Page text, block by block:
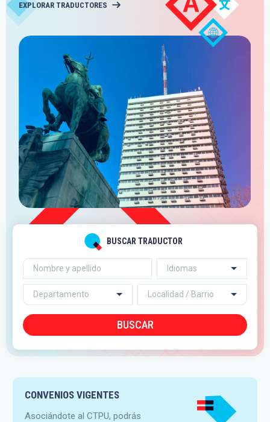
EXPLORAR TRADUCTORES
BUSCAR TRADUCTOR
Idiomas
BUSCAR
CONVENIOS VIGENTES
Asociándote al CTPU, podrás